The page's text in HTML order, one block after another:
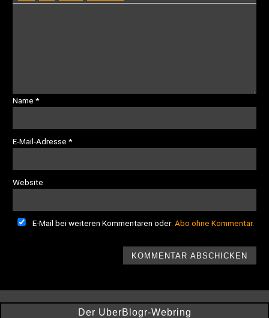
Name*
E-Mail-Adresse*
Website
E-Mail bei weiteren Kommentaren oder:Abo ohne Kommentar.
Der UberBlogr-Webring